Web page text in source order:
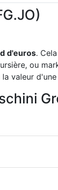
d'euros.
ou
valeur